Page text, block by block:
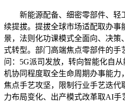
新能源配备、细密零部件、轻
续提拔。提拔全球市场适配取办事
景，法则化功课模式全面向、决策
式转型。部门高端焦点零部件的手
问：5G派司发放，转向智能化自
机协同程度取全生命周期办事能力
焦点手艺攻坚，限制行业手艺迭代
力布局变化、出产模式改革取AI手